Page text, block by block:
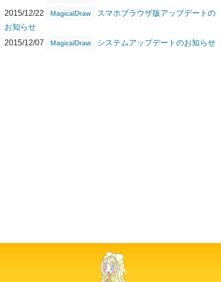
2015/12/22 MagicalDraw
スマホブラウザ版アップデートの
お知らせ
2015/12/07
MagicalDraw システムアップデートのお知らせ